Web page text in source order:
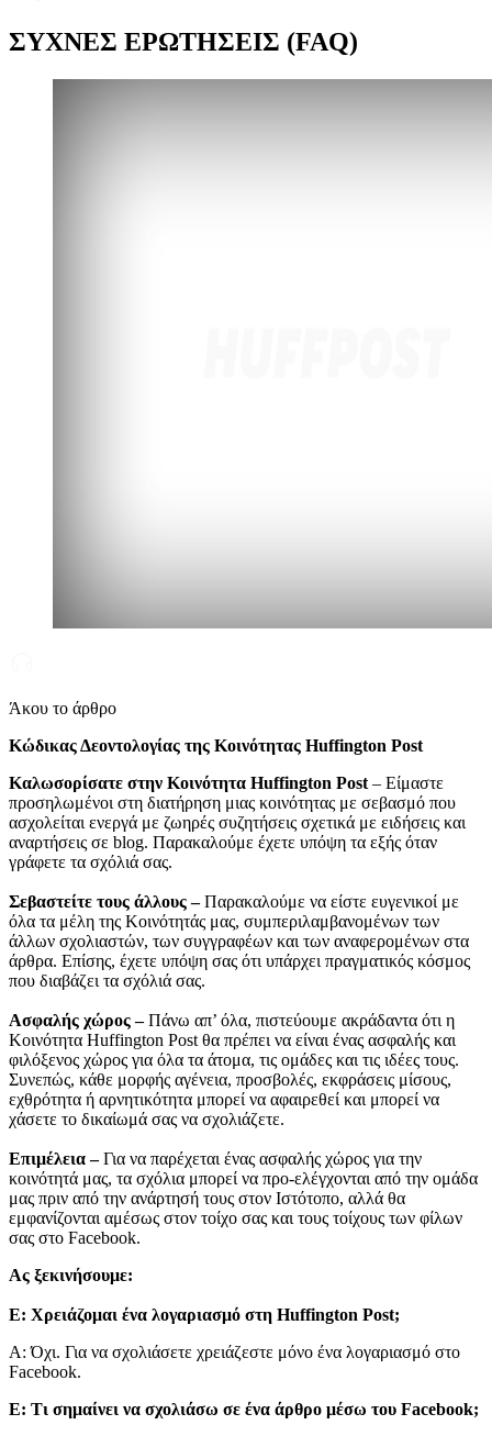
ΣΥΧΝΕΣ ΕΡΩΤΗΣΕΙΣ (FAQ)
Άκου το άρθρο
Κώδικας Δεοντολογίας της Κοινότητας Huffington Post
Καλωσορίσατε στην Κοινότητα Huffington Post – Είμαστε
προσηλωμένοι στη διατήρηση μιας κοινότητας με σεβασμό που
ασχολείται ενεργά με ζωηρές συζητήσεις σχετικά με ειδήσεις και
αναρτήσεις σε blog. Παρακαλούμε έχετε υπόψη τα εξής όταν
γράφετε τα σχόλιά σας.
Σεβαστείτε τους άλλους –Παρακαλούμε να είστε ευγενικοί με
όλα τα μέλη της Κοινότητάς μας, συμπεριλαμβανομένων των
άλλων σχολιαστών, των συγγραφέων και των αναφερομένων στα
άρθρα. Επίσης, έχετε υπόψη σας ότι υπάρχει πραγματικός κόσμος
που διαβάζει τα σχόλιά σας.
Ασφαλής χώρος –Πάνω απ’ όλα, πιστεύουμε ακράδαντα ότι η
Κοινότητα Huffington Post θα πρέπει να είναι ένας ασφαλής και
φιλόξενος χώρος για όλα τα άτομα, τις ομάδες και τις ιδέες τους.
Συνεπώς, κάθε μορφής αγένεια, προσβολές, εκφράσεις μίσους,
εχθρότητα ή αρνητικότητα μπορεί να αφαιρεθεί και μπορεί να
χάσετε το δικαίωμά σας να σχολιάζετε.
Επιμέλεια –Για να παρέχεται ένας ασφαλής χώρος για την
κοινότητά μας, τα σχόλια μπορεί να προ-ελέγχονται από την ομάδα
μας πριν από την ανάρτησή τους στον Ιστότοπο, αλλά θα
εμφανίζονται αμέσως στον τοίχο σας και τους τοίχους των φίλων
σας στο Facebook.
Ας ξεκινήσουμε:
Ε: Χρειάζομαι ένα λογαριασμό στη Huffington Post;
A: Όχι. Για να σχολιάσετε χρειάζεστε μόνο ένα λογαριασμό στο
Facebook.
Ε: Τι σημαίνει να σχολιάσω σε ένα άρθρο μέσω του Facebook;